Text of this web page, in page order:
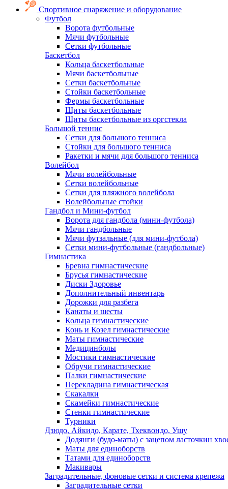
Спортивное снаряжение и оборудование
Футбол
Ворота футбольные
Мячи футбольные
Сетки футбольные
Баскетбол
Кольца баскетбольные
Мячи баскетбольные
Сетки баскетбольные
Стойки баскетбольные
Фермы баскетбольные
Щиты баскетбольные
Щиты баскетбольные из оргстекла
Большой теннис
Сетки для большого тенниса
Стойки для большого тенниса
Ракетки и мячи для большого тенниса
Волейбол
Мячи волейбольные
Сетки волейбольные
Сетки для пляжного волейбола
Волейбольные стойки
Гандбол и Мини-футбол
Ворота для гандбола (мини-футбола)
Мячи гандбольные
Мячи футзальные (для мини-футбола)
Сетки мини-футбольные (гандбольные)
Гимнастика
Бревна гимнастические
Брусья гимнастические
Диски Здоровье
Дополнительный инвентарь
Дорожки для разбега
Канаты и шесты
Кольца гимнастические
Конь и Козел гимнастические
Маты гимнастические
Медицинболы
Мостики гимнастические
Обручи гимнастические
Палки гимнастические
Перекладина гимнастическая
Скакалки
Скамейки гимнастические
Стенки гимнастические
Турники
Дзюдо, Айкидо, Карате, Тхеквондо, Ушу
Додянги (будо-маты) с зацепом ласточкин
Маты для единоборств
Татами для единоборств
Макивары
Заградительные, фоновые сетки и система крепежа
Заградительные сетки